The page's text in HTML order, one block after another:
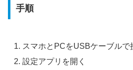
手順
スマホとPCをUSBケーブルで
設定アプリを開く